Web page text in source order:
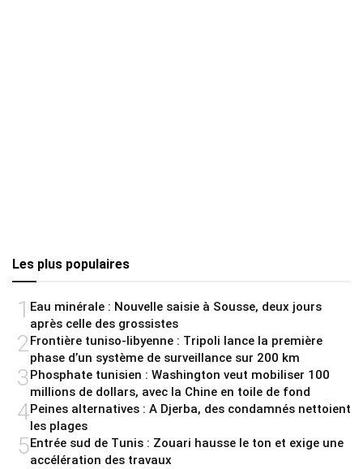
Les plus populaires
1 Eau minérale : Nouvelle saisie à Sousse, deux jours
après celle des grossistes
2Frontière tuniso-libyenne : Tripoli lance la première
phase d’un système de surveillance sur 200 km
3Phosphate tunisien : Washington veut mobiliser 100
millions de dollars, avec la Chine en toile de fond
4Peines alternatives : A Djerba, des condamnés nettoient
les plages
5Entrée sud de Tunis : Zouari hausse le ton et exige une
accélération des travaux